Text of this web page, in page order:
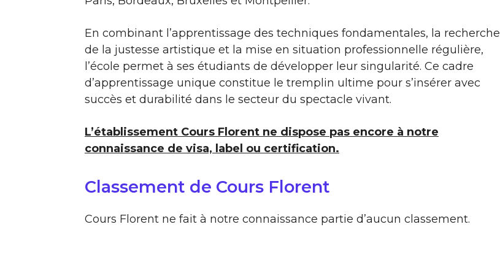
En combinant l’apprentissage des techniques fondamentales, la recherche
de la justesse artistique et la mise en situation professionnelle régulière,
l’école permet à ses étudiants de développer leur singularité. Ce cadre
d’apprentissage unique constitue le tremplin ultime pour s’insérer avec
succès et durabilité dans le secteur du spectacle vivant.
L’établissement Cours Florent ne dispose pas encore à notre
connaissance de visa, label ou certification.
Classement de Cours Florent
Cours Florent ne fait à notre connaissance partie d’aucun classement.